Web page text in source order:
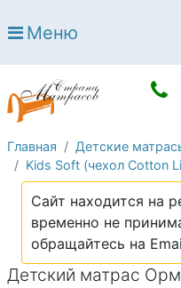
Open submenu
Open submenu
Кровати
Open submenu
Open submenu
Диваны
Open submenu
Постельное белье
Open submenu
Мебель
Open submenu
Основания
Меню
Главная Детские
Kids Soft (чехол Cotton
Сайт находится на
временно не
обращайтесь на
Детский матрас